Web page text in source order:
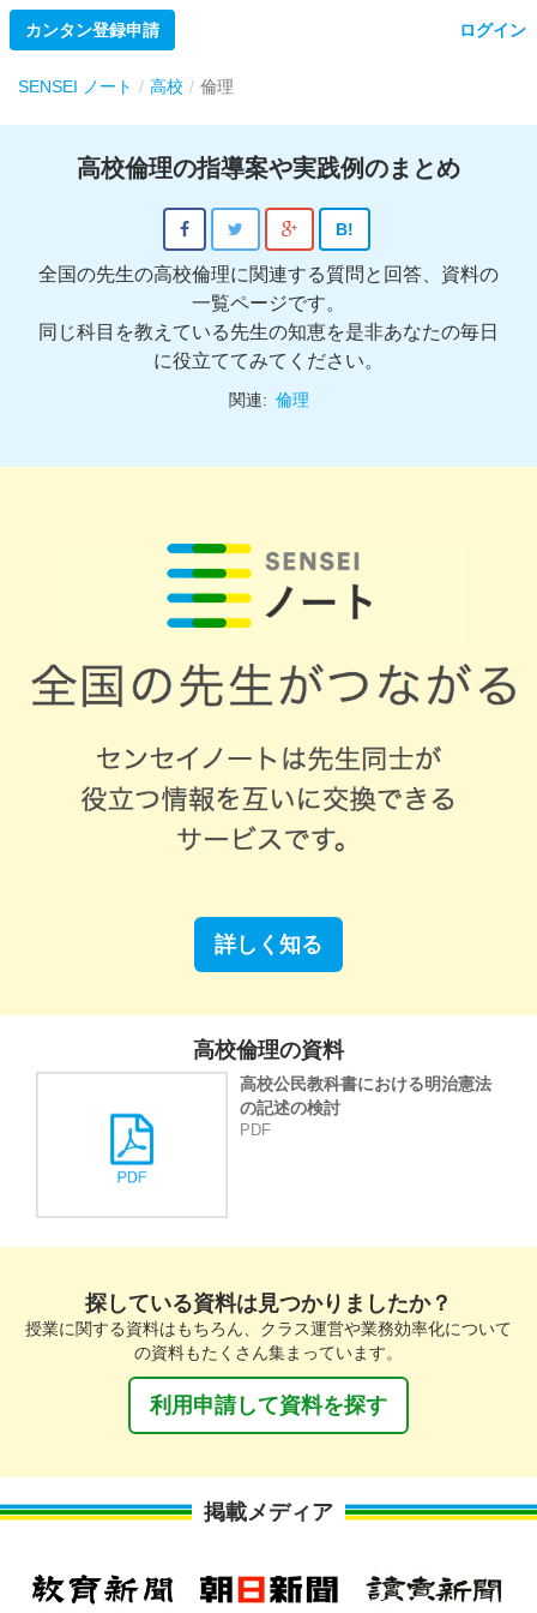
カンタン登録申請 ログイン
SENSEI ノート 高校 倫理
高校倫理の指導案や実践例のまとめ
B!
全国の先生の高校倫理に関連する質問と回答、資料の
一覧ページです。
同じ科目を教えている先生の知恵を是非あなたの毎日
に役立ててみてください。
関連: 倫理
詳しく知る
高校倫理の資料
高校公民教科書における明治憲法
の記述の検討
PDF
探している資料は見つかりましたか？
授業に関する資料はもちろん、クラス運営や業務効率化について
の資料もたくさん集まっています。
利用申請して資料を探す
掲載メディア